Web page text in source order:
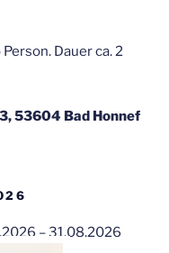
Dauer ca. 2
53604 Bad Honnef
– 31.08.2026